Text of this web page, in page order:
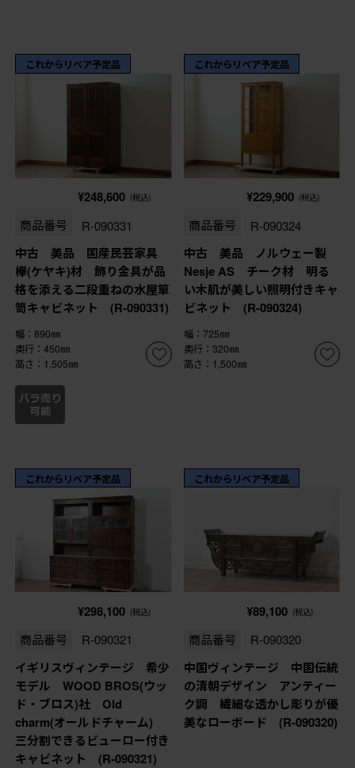
これからリペア予定品
¥248,600 (税込)
商品番号 R-090331
中古 美品 国産民芸家具
欅(ケヤキ)材 飾り金具が品
格を添える二段重ねの水屋箪
笥キャビネット (R-090331)
幅：890㎜
奥行：450㎜
高さ：1,505㎜
これからリペア予定品
¥229,900 (税込)
商品番号 R-090324
中古 美品 ノルウェー製
Nesje AS チーク材 明る
い木肌が美しい照明付きキャ
ビネット (R-090324)
幅：725㎜
奥行：320㎜
高さ：1,500㎜
これからリペア予定品
¥298,100 (税込)
商品番号 R-090321
イギリスヴィンテージ 希少
モデル WOOD BROS(ウッ
ド・ブロス)社 Old
charm(オールドチャーム)
三分割できるビューロー付き
キャビネット (R-090321)
これからリペア予定品
¥89,100 (税込)
商品番号 R-090320
中国ヴィンテージ 中国伝統
の清朝デザイン アンティー
ク調 繊細な透かし彫りが優
美なローボード (R-090320)